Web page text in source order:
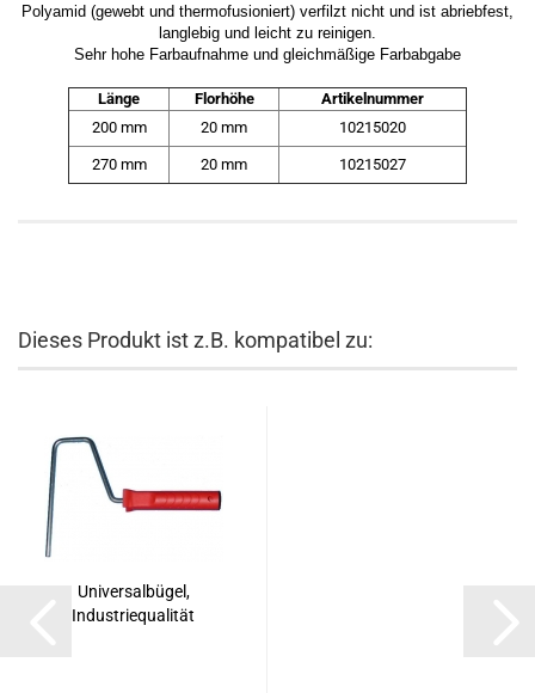
Polyamid (gewebt und thermofusioniert) verfilzt nicht und ist abriebfest,
langlebig und leicht zu reinigen.
Sehr hohe Farbaufnahme und gleichmäßige Farbabgabe
Länge Florhöhe
Artikelnummer
200 mm
20 mm 10215020
270 mm 20 mm 10215027
Dieses Produkt ist z.B. kompatibel zu:
Universalbügel,
Industriequalität